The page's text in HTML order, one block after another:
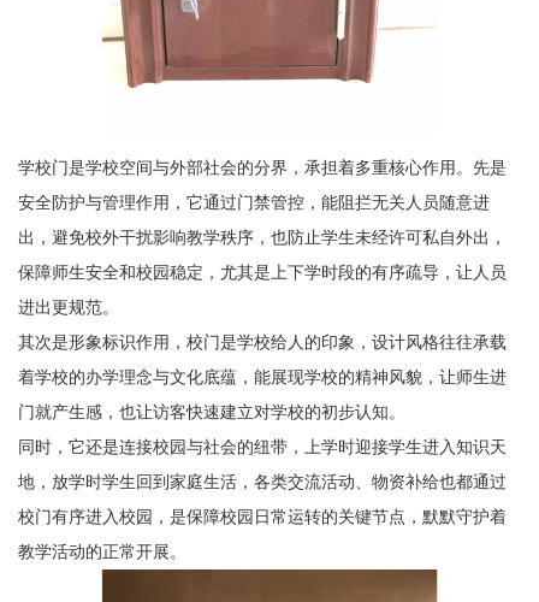
学校门是学校空间与外部社会的分界，承担着多重核心作用。先是
安全防护与管理作用，它通过门禁管控，能阻拦无关人员随意进
出，避免校外干扰影响教学秩序，也防止学生未经许可私自外出，
保障师生安全和校园稳定，尤其是上下学时段的有序疏导，让人员
进出更规范。
其次是形象标识作用，校门是学校给人的印象，设计风格往往承载
着学校的办学理念与文化底蕴，能展现学校的精神风貌，让师生进
门就产生感，也让访客快速建立对学校的初步认知。
同时，它还是连接校园与社会的纽带，上学时迎接学生进入知识天
地，放学时学生回到家庭生活，各类交流活动、物资补给也都通过
校门有序进入校园，是保障校园日常运转的关键节点，默默守护着
教学活动的正常开展。